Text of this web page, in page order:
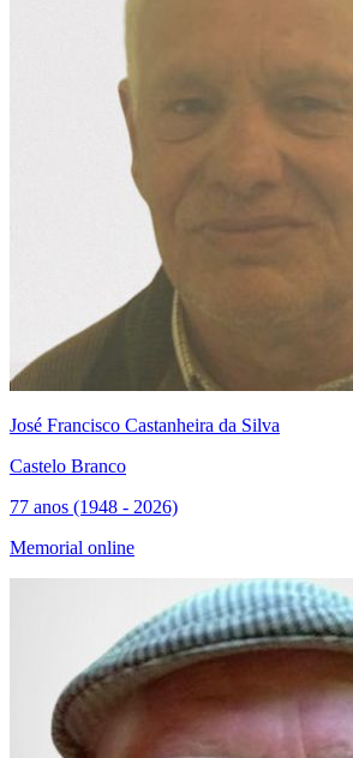
José Francisco Castanheira da Silva
Castelo Branco
77 anos (1948 - 2026)
Memorial online